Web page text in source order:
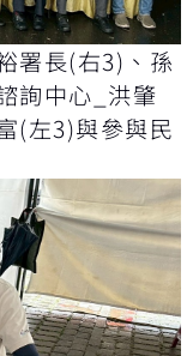
署長(右3)、孫
詢中心_洪肇
(左3)與參與民